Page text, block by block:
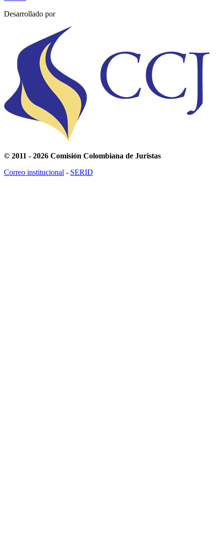
Desarrollado por
© 2011 - 2026 Comisión Colombiana de Juristas
Correo institucional - SERID